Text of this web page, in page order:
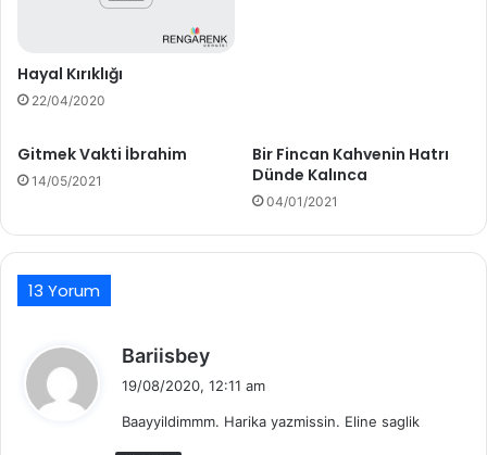
Hayal Kırıklığı
22/04/2020
Gitmek Vakti İbrahim
14/05/2021
Bir Fincan Kahvenin Hatrı
Dünde Kalınca
04/01/2021
13 Yorum
Bariisbey
e
i
19/08/2020, 12:11 am
Baayyildimmm. Harika yazmissin. Eline saglik